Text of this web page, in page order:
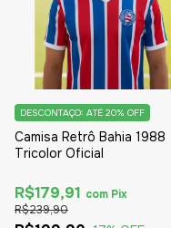
Camisa Retrô Bahia 1988
Tricolor Oficial
R$239,90
DESCONTAÇO: ATÉ 20% OFF
R$179,91 com Pix